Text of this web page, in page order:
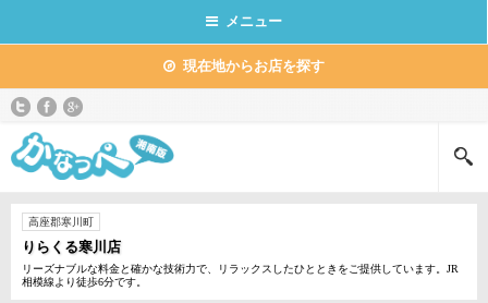
メニュー
現在地からお店を探す
高座郡寒川町
りらくる寒川店
リーズナブルな料金と確かな技術力で、リラックスしたひとときをご提供しています。JR
相模線より徒歩6分です。